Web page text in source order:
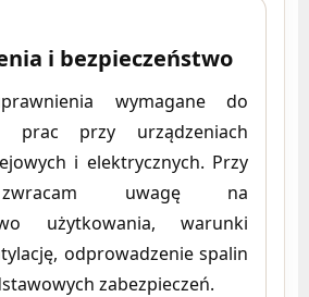
i bezpieczeństwo
wymagane do
prac przy urządzeniach
i elektrycznych. Przy
uwagę na
użytkowania, warunki
odprowadzenie spalin
zabezpieczeń.